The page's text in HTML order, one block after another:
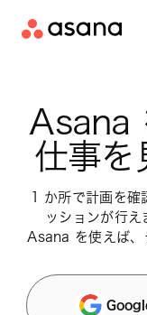
セー
Asana
仕事を
1 か所で計画を
ッションが行え
Asana を使えば、